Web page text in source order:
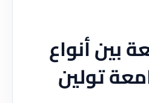
بين أنواع
تولين